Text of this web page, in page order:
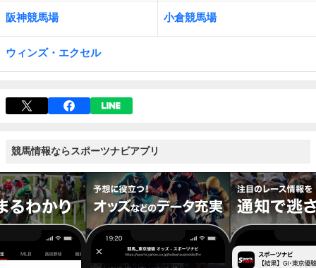
阪神競馬場 小倉競馬場
ウィンズ・エクセル
競馬情報ならスポーツナビアプリ